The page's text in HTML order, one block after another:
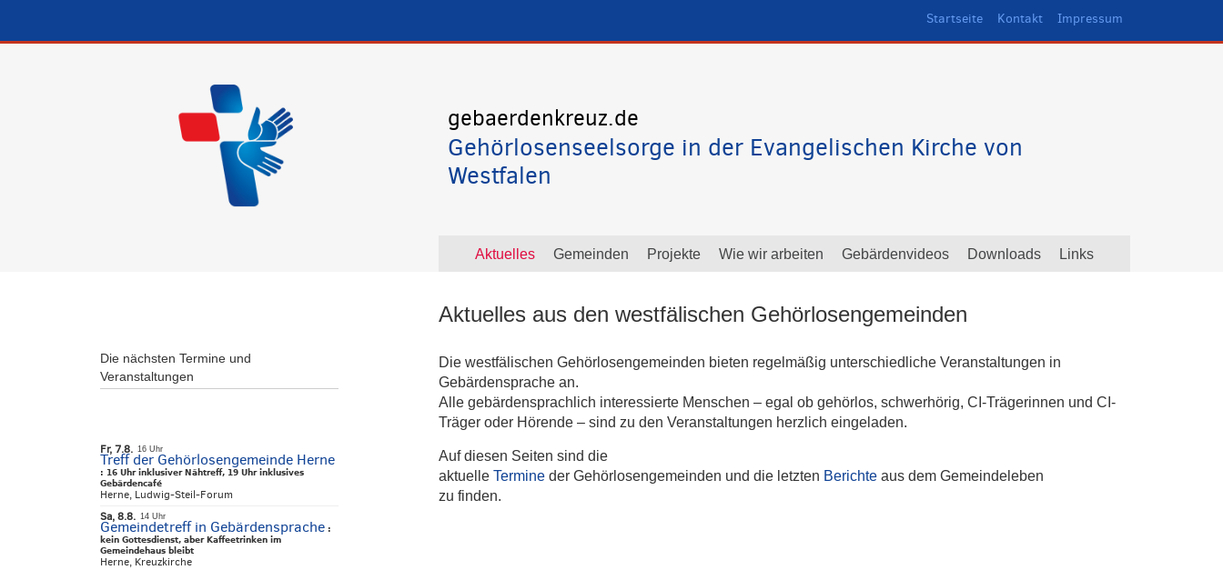
Startseite Kontakt Impressum
gebaerdenkreuz.de
Gehörlosenseelsorge in der Evangelischen Kirche von
Westfalen
Aktuelles Gemeinden Projekte Wie wir arbeiten Gebärdenvideos Downloads Links
Aktuelles aus den westfälischen Gehörlosengemeinden
Die westfälischen Gehörlosengemeinden bieten regelmäßig unterschiedliche Veranstaltungen in
Gebärdensprache an.
Alle gebärdensprachlich interessierte Menschen – egal ob gehörlos, schwerhörig, CI-Trägerinnen und CI-
Träger oder Hörende – sind zu den Veranstaltungen herzlich eingeladen.
Auf diesen Seiten sind die
aktuelle Termine der Gehörlosengemeinden und die letzten Berichte aus dem Gemeindeleben
zu finden.
Die nächsten Termine und
Veranstaltungen
Fr, 7.8. 16 Uhr
Treff der Gehörlosengemeinde Herne
: 16 Uhr inklusiver Nähtreff, 19 Uhr inklusives
Gebärdencafé
Herne, Ludwig-Steil-Forum
Sa, 8.8. 14 Uhr
Gemeindetreff in Gebärdensprache:
kein Gottesdienst, aber Kaffeetrinken im
Gemeindehaus bleibt
Herne, Kreuzkirche